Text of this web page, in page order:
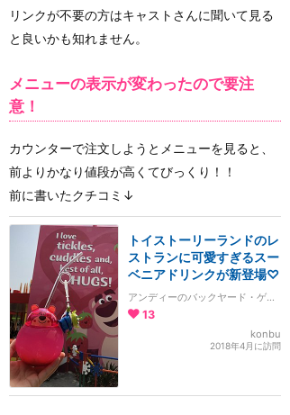
リンクが不要の方はキャストさんに聞いて見る
と良いかも知れません。
メニューの表示が変わったので要注
意！
カウンターで注文しようとメニューを見ると、
前よりかなり値段が高くてびっくり！！
前に書いたクチコミ↓
トイストーリーランドのレ
ストランに可愛すぎるスー
ベニアドリンクが新登場♡
アンディーのバックヤード・ゲームズ・フード・キオスク
13
konbu
2018年4月に訪問